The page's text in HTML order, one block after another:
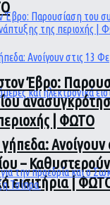
Ανοίγουν
–
εισιτήρια |
Έβρο:
| ΦΩΤΟ